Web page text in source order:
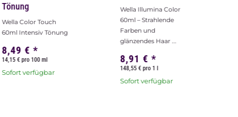
Tönung
Wella Color Touch
60ml Intensiv Tönung
8,49 €*
14,15 € pro 100 ml
Sofort verfügbar
Wella Illumina Color
60ml – Strahlende
Farben und
glänzendes Haar ...
8,91 €*
148,55 € pro 1 l
Sofort verfügbar